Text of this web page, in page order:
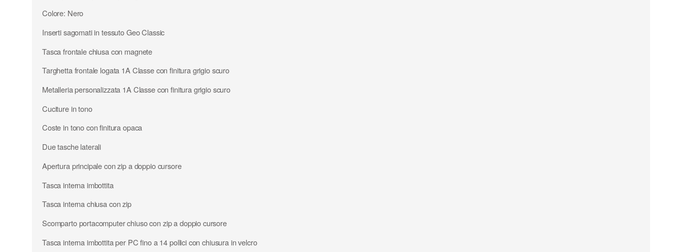
Colore: Nero
Inserti sagomati in tessuto Geo Classic
Tasca frontale chiusa con magnete
Targhetta frontale logata 1A Classe con finitura grigio scuro
Metalleria personalizzata 1A Classe con finitura grigio scuro
Cuciture in tono
Coste in tono con finitura opaca
Due tasche laterali
Apertura principale con zip a doppio cursore
Tasca interna imbottita
Tasca interna chiusa con zip
Scomparto portacomputer chiuso con zip a doppio cursore
Tasca interna imbottita per PC fino a 14 pollici con chiusura in velcro